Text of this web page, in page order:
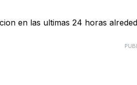
en las ultimas 24 horas